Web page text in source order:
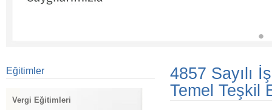
Eğitimler
Vergi Eğitimleri
4857 Sayılı
Temel Teşkil